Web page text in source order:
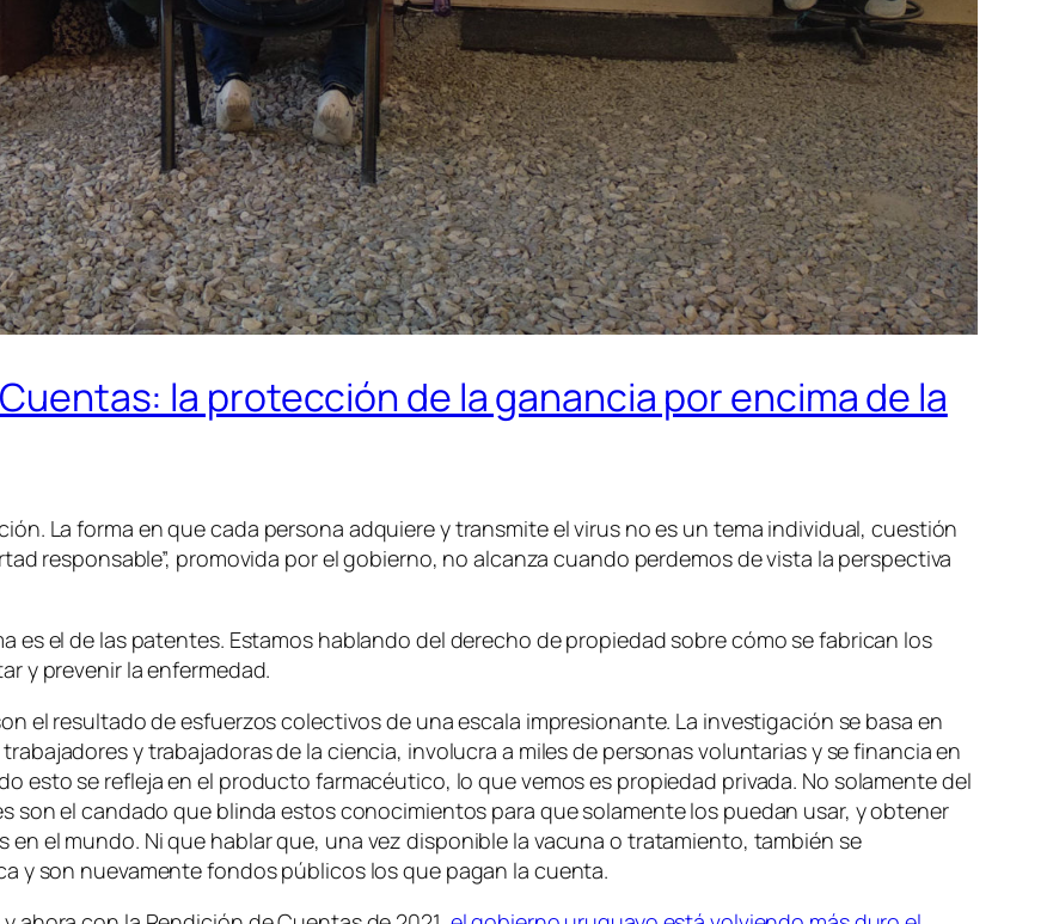
la protección de la ganancia por encima de la
La forma en que cada persona adquiere y transmite el virus no es un tema individual, cuestión
responsable”, promovida por el gobierno, no alcanza cuando perdemos de vista la perspectiva
es el de las patentes. Estamos hablando del derecho de propiedad sobre cómo se fabrican los
y prevenir la enfermedad.
el resultado de esfuerzos colectivos de una escala impresionante. La investigación se basa en
y trabajadoras de la ciencia, involucra a miles de personas voluntarias y se financia en
esto se refleja en el producto farmacéutico, lo que vemos es propiedad privada. No solamente del
son el candado que blinda estos conocimientos para que solamente los puedan usar, y obtener
el mundo. Ni que hablar que, una vez disponible la vacuna o tratamiento, también se
y son nuevamente fondos públicos los que pagan la cuenta.